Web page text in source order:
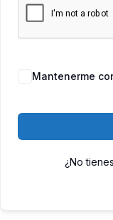
Mantenerme
¿No